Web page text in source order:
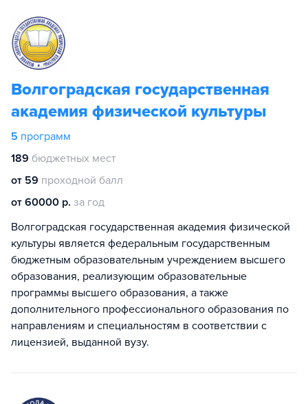
Волгоградская государственная
академия физической культуры
5 программ
189 бюджетных мест
от 59 проходной балл
от 60000 р. за год
Волгоградская государственная академия физической
культуры является федеральным государственным
бюджетным образовательным учреждением высшего
образования, реализующим образовательные
программы высшего образования, а также
дополнительного профессионального образования по
направлениям и специальностям в соответствии с
лицензией, выданной вузу.